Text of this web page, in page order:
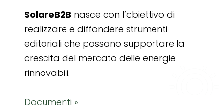
SolareB2B nasce con l’obiettivo di
realizzare e diffondere strumenti
editoriali che possano supportare la
crescita del mercato delle energie
rinnovabili.
Documenti »